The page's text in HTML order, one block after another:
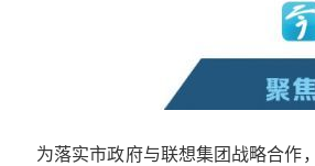
为落实市政府与联想集团战略合作